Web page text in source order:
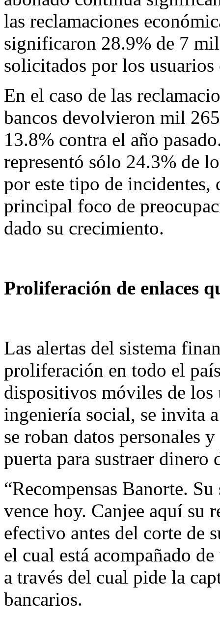
las reclamaciones
significaron 28.9% de 7
solicitados por los
En el caso de las
bancos devolvieron mil
13.8% contra el año
representó sólo 24.3% de
por este tipo de incidentes,
principal foco de
dado su crecimiento.
Proliferación de enlaces
Las alertas del sistema
proliferación en todo el
dispositivos móviles de los
ingeniería social, se invita
se roban datos personales
puerta para sustraer dinero
“Recompensas Banorte.
vence hoy. Canjee aquí su
efectivo antes del corte de
el cual está acompañado
a través del cual pide la
bancarios.